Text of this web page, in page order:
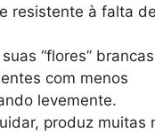
resistente à falta
“flores”
com menos
levemente.
produz muitas